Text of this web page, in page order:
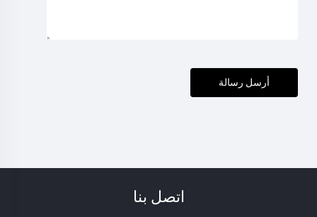
أرسل رسالة
اتصل بنا